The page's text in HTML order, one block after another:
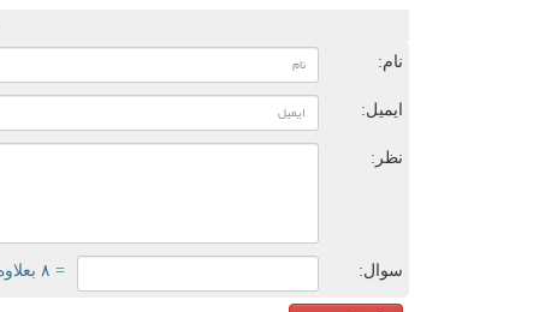
نام:
ایمیل:
نظر:
سوال: = ۸ بعلاوه ۳